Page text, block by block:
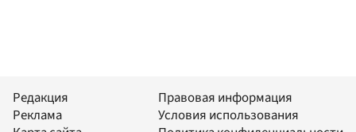
Редакция
Реклама
Правовая информация
Условия использования